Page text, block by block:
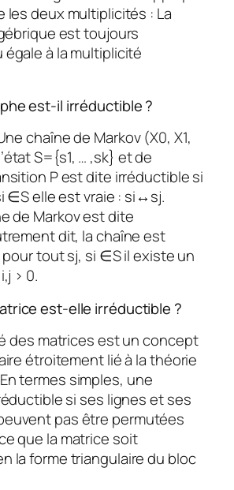
les deux multiplicités : La
est toujours
à la multiplicité
est-il irréductible ?
chaîne de Markov (X0, X1,
S={s1, … ,sk} et de
P est dite irréductible si
∈S elle est vraie : si↔sj.
de Markov est dite
dit, la chaîne est
tout sj, si ∈S il existe un
> 0.
est-elle irréductible ?
des matrices est un concept
étroitement lié à la théorie
termes simples, une
si ses lignes et ses
pas être permutées
que la matrice soit
la forme triangulaire du bloc